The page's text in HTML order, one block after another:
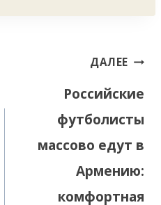
ДАЛЕЕ
Российские
футболисты
массово едут в
Армению:
комфортная